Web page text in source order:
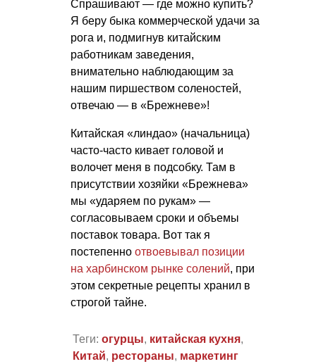
Спрашивают — где можно купить?
Я беру быка коммерческой удачи за
рога и, подмигнув китайским
работникам заведения,
внимательно наблюдающим за
нашим пиршеством соленостей,
отвечаю — в «Брежневе»!
Китайская «линдао» (начальница)
часто-часто кивает головой и
волочет меня в подсобку. Там в
присутствии хозяйки «Брежнева»
мы «ударяем по рукам» —
согласовываем сроки и объемы
поставок товара. Вот так я
постепенно отвоевывал позиции
на харбинском рынке солений, при
этом секретные рецепты хранил в
строгой тайне.
Теги: огурцы, китайская кухня,
Китай, рестораны, маркетинг